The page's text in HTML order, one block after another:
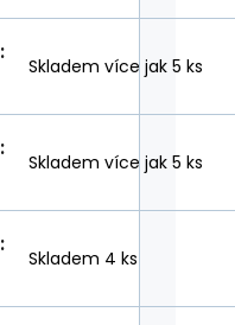
:
Skladem více jak 5 ks
:
Skladem více jak 5 ks
:
Skladem 4 ks